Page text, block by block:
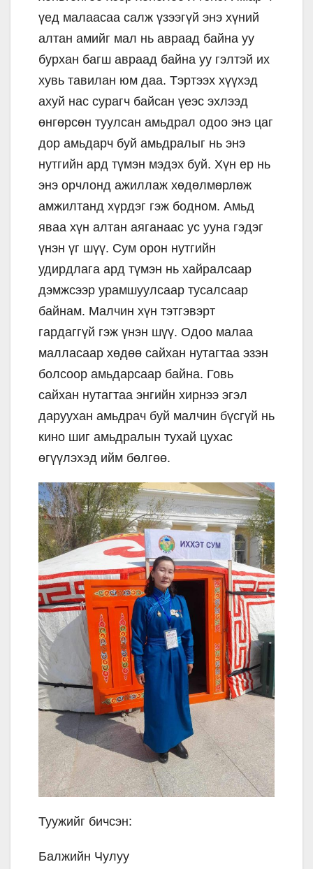
үед малаасаа салж үзээгүй энэ хүний
алтан амийг мал нь авраад байна уу
бурхан багш авраад байна уу гэлтэй их
хувь тавилан юм даа. Тэртээх хүүхэд
ахуй нас сурагч байсан үеэс эхлээд
өнгөрсөн туулсан амьдрал одоо энэ цаг
дор амьдарч буй амьдралыг нь энэ
нутгийн ард түмэн мэдэх буй. Хүн ер нь
энэ орчлонд ажиллаж хөдөлмөрлөж
амжилтанд хүрдэг гэж бодном. Амьд
яваа хүн алтан аяганаас ус ууна гэдэг
үнэн үг шүү. Сум орон нутгийн
удирдлага ард түмэн нь хайралсаар
дэмжсээр урамшуулсаар тусалсаар
байнам. Малчин хүн тэтгэвэрт
гардаггүй гэж үнэн шүү. Одоо малаа
малласаар хөдөө сайхан нутагтаа эзэн
болсоор амьдарсаар байна. Говь
сайхан нутагтаа энгийн хирнээ эгэл
даруухан амьдрач буй малчин бүсгүй нь
кино шиг амьдралын тухай цухас
өгүүлэхэд ийм бөлгөө.
Туужийг бичсэн:
Балжийн Чулуу